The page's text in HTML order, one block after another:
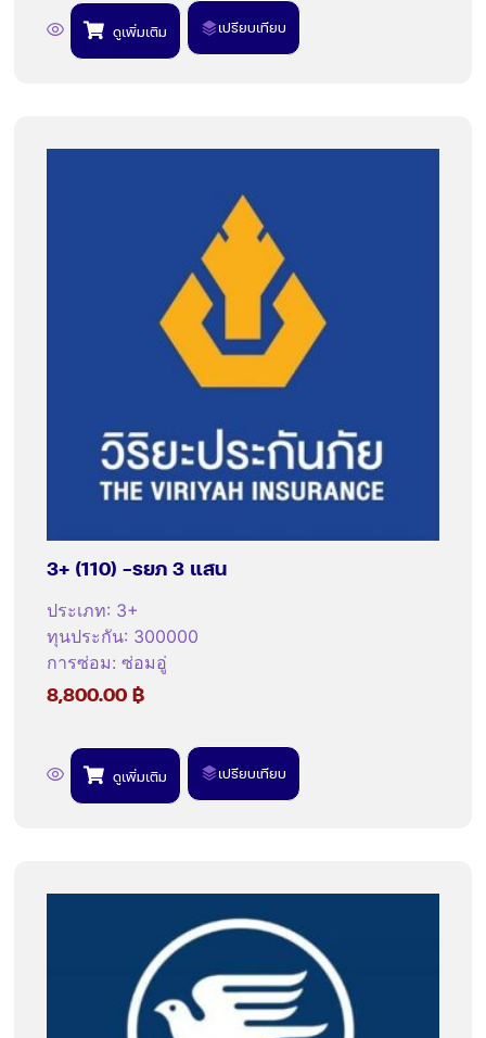
ดูเพิ่มเติม เปรียบเทียบ
3+ (110) -รยภ 3 แสน
ประเภท: 3+
ทุนประกัน: 300000
การซ่อม:ซ่อมอู่
8,800.00฿
ดูเพิ่มเติม เปรียบเทียบ